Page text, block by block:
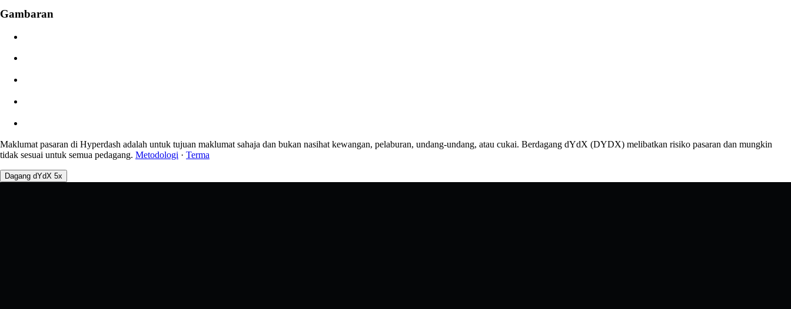
0.0450% / 0.0150%
Gambaran
Maklumat pasaran di Hyperdash adalah untuk tujuan maklumat sahaja dan bukan nasihat kewangan, pelaburan, undang-undang, atau cukai. Berdagang dYdX (DYDX) melibatkan risiko pasaran dan mungkin
tidak sesuai untuk semua pedagang. Metodologi · Terma
Dagang dYdX 5x